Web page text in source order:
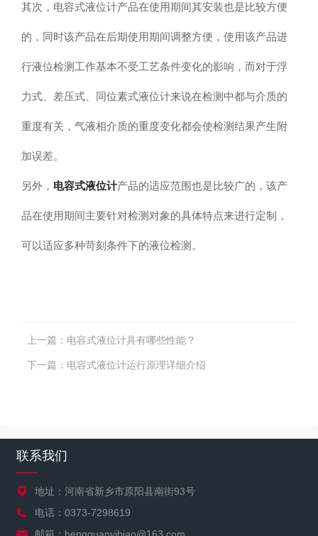
其次，电容式液位计产品在使用期间其安装也是比较方便
的，同时该产品在后期使用期间调整方便，使用该产品进
行液位检测工作基本不受工艺条件变化的影响，而对于浮
力式、差压式、同位素式液位计来说在检测中都与介质的
重度有关，气液相介质的重度变化都会使检测结果产生附
加误差。
另外， 电容式液位计产品的适应范围也是比较广的，该产
品在使用期间主要针对检测对象的具体特点来进行定制，
可以适应多种苛刻条件下的液位检测。
上一篇： 电容式液位计具有哪些性能？
下一篇： 电容式液位计运行原理详细介绍
联系我们
地址：河南省新乡市原阳县南街93号
电话：0373-7298619